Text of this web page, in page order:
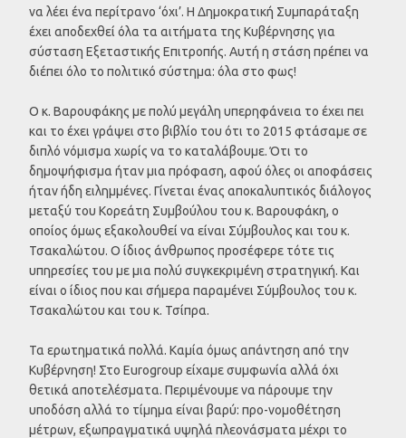
να λέει ένα περίτρανο ‘όχι’. Η Δημοκρατική Συμπαράταξη
έχει αποδεχθεί όλα τα αιτήματα της Κυβέρνησης για
σύσταση Εξεταστικής Επιτροπής. Αυτή η στάση πρέπει να
διέπει όλο το πολιτικό σύστημα: όλα στο φως!
Ο κ. Βαρουφάκης με πολύ μεγάλη υπερηφάνεια το έχει πει
και το έχει γράψει στο βιβλίο του ότι το 2015 φτάσαμε σε
διπλό νόμισμα χωρίς να το καταλάβουμε. Ότι το
δημοψήφισμα ήταν μια πρόφαση, αφού όλες οι αποφάσεις
ήταν ήδη ειλημμένες. Γίνεται ένας αποκαλυπτικός διάλογος
μεταξύ του Κορεάτη Συμβούλου του κ. Βαρουφάκη, ο
οποίος όμως εξακολουθεί να είναι Σύμβουλος και του κ.
Τσακαλώτου. Ο ίδιος άνθρωπος προσέφερε τότε τις
υπηρεσίες του με μια πολύ συγκεκριμένη στρατηγική. Και
είναι ο ίδιος που και σήμερα παραμένει Σύμβουλος του κ.
Τσακαλώτου και του κ. Τσίπρα.
Τα ερωτηματικά πολλά. Καμία όμως απάντηση από την
Κυβέρνηση! Στο Eurogroup είχαμε συμφωνία αλλά όχι
θετικά αποτελέσματα. Περιμένουμε να πάρουμε την
υποδόση αλλά το τίμημα είναι βαρύ: προ-νομοθέτηση
μέτρων, εξωπραγματικά υψηλά πλεονάσματα μέχρι το